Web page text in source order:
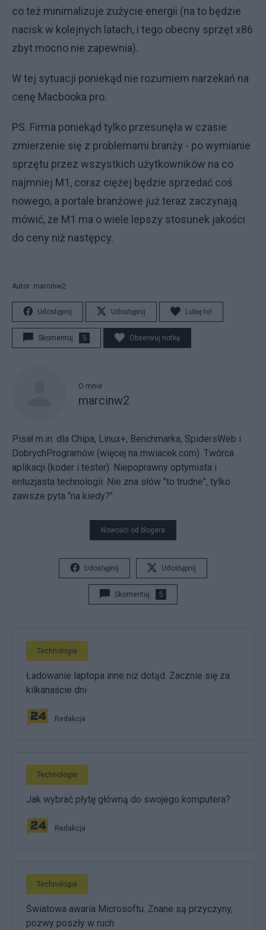
co też minimalizuje zużycie energii (na to będzie
nacisk w kolejnych latach, i tego obecny sprzęt x86
zbyt mocno nie zapewnia).
W tej sytuacji poniekąd nie rozumiem narzekań na
cenę Macbooka pro.
PS. Firma poniekąd tylko przesunęła w czasie
zmierzenie się z problemami branży - po wymianie
sprzętu przez wszystkich użytkowników na co
najmniej M1, coraz ciężej będzie sprzedać coś
nowego, a portale branżowe już teraz zaczynają
mówić, że M1 ma o wiele lepszy stosunek jakości
do ceny niż następcy.
Autor: marcinw2
Udostępnij Udostępnij Lubię to!
Skomentuj 5 Obserwuj notkę
O mnie
marcinw2
Pisał m.in. dla Chipa, Linux+, Benchmarka, SpidersWeb i
DobrychProgramów (więcej na mwiacek.com). Twórca
aplikacji (koder i tester). Niepoprawny optymista i
entuzjasta technologii. Nie zna słów "to trudne", tylko
zawsze pyta "na kiedy?".
Nowości od blogera
Udostępnij Udostępnij
Skomentuj 5
Technologie
Ładowanie laptopa inne niż dotąd. Zacznie się za
kilkanaście dni
Redakcja
Technologie
Jak wybrać płytę główną do swojego komputera?
Redakcja
Technologie
Światowa awaria Microsoftu. Znane są przyczyny,
pozwy poszły w ruch